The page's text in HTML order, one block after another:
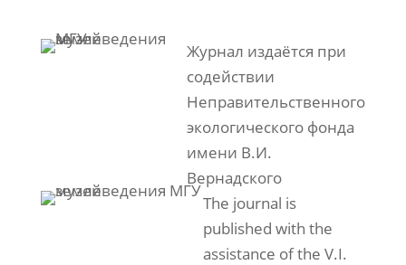
Журнал издаётся при
содействии
Неправительственного
экологического фонда
имени В.И.
Вернадского
The journal is
published with the
assistance of the V.I.